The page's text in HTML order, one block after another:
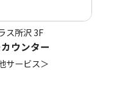
ス所沢3F
ウンター
サービス＞